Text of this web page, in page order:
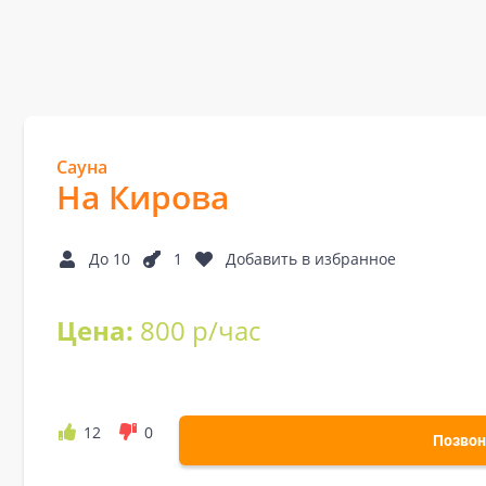
Сауна
На Кирова
До 10 1 Добавить в избранное
Цена: 800 р/час
12 0